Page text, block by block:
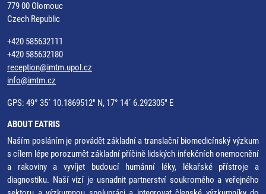
779 00 Olomouc
Czech Republic
+420 585632111
+420 585632180
reception@imtm.upol.cz
info@imtm.cz
GPS: 49° 35´ 10.1869512" N, 17° 14´ 6.292305" E
ABOUT EATRIS
Naším posláním je provádět základní a translační biomedicínský výzkum
s cílem lépe porozumět základní příčině lidských infekčních onemocnění
a rakoviny a vyvíjet budoucí humánní léky, lékařské přístroje a
diagnostiku. Naší vizí je usnadnit partnerství soukromého a veřejného